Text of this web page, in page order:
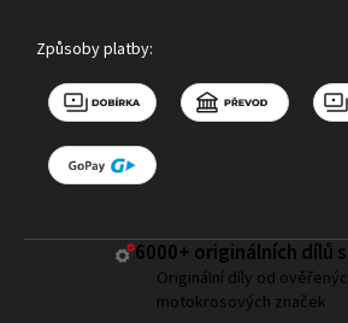
Způsoby platby:
6000+ ​originálních dílů
Originální díly od
motokrosových značek